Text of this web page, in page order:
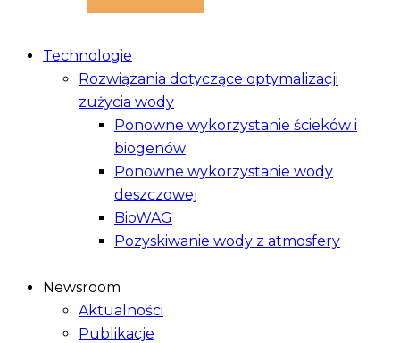
Technologie
Rozwiązania dotyczące optymalizacji
zużycia wody
Ponowne wykorzystanie ścieków i
biogenów
Ponowne wykorzystanie wody
deszczowej
BioWAG
Pozyskiwanie wody z atmosfery
Newsroom
Aktualności
Publikacje